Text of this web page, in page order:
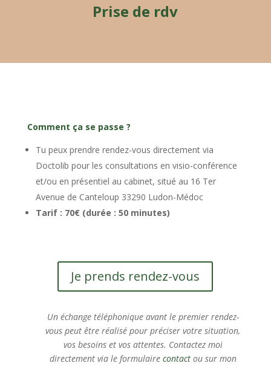
Prise de rdv
Comment ça se passe ?
Tu peux prendre rendez-vous directement via
Doctolib pour les consultations en visio-conférence
et/ou en présentiel au cabinet, situé au 16 Ter
Avenue de Canteloup 33290 Ludon-Médoc
Tarif : 70€ (durée : 50 minutes)
Je prends rendez-vous
Un échange téléphonique avant le premier rendez-
vous peut être réalisé pour préciser votre situation,
vos besoins et vos attentes. Contactez moi
directement via le formulaire contactou sur mon